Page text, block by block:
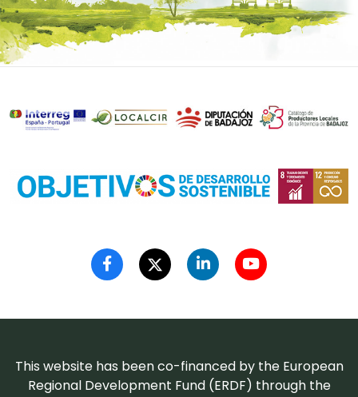
This website has been co-financed by the European
Regional Development Fund (ERDF) through the